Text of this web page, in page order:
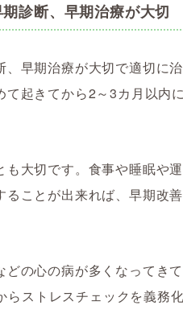
診断、早期治療が大切
、早期治療が大切で適切に
て起きてから2～3カ月以内
大切です。食事や睡眠や
ることが出来れば、早期改
の心の病が多くなってき
ストレスチェックを義務